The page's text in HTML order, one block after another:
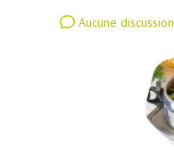
Aucune discussion